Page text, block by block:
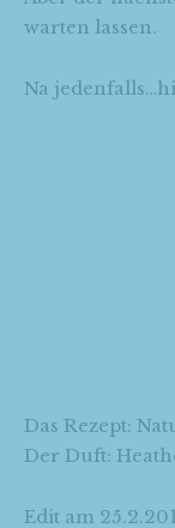
warten lassen.
Na
Das Rezept:
Der Duft:
Edit am